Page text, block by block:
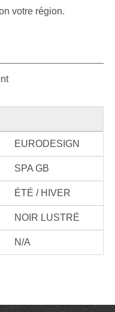
votre région.
EURODESIGN
SPA GB
ÉTÉ / HIVER
NOIR LUSTRÉ
N/A